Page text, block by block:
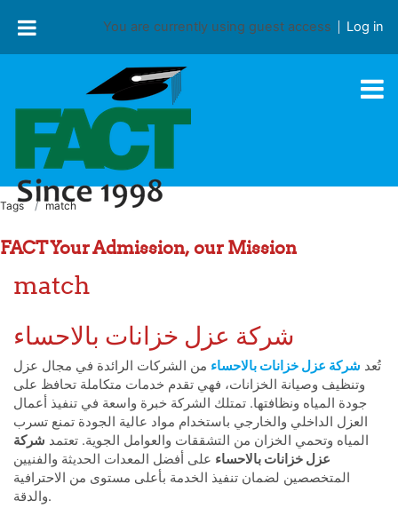
You are currently using guest access
Log in
Tags match
FACT Your Admission, our Mission
match
شركة عزل خزانات بالاحساء
تُعد شركة عزل خزانات بالاحساء من الشركات الرائدة في مجال عزل
وتنظيف وصيانة الخزانات، فهي تقدم خدمات متكاملة تحافظ على
جودة المياه ونظافتها. تمتلك الشركة خبرة واسعة في تنفيذ أعمال
العزل الداخلي والخارجي باستخدام مواد عالية الجودة تمنع تسرب
المياه وتحمي الخزان من التشققات والعوامل الجوية. تعتمد شركة
عزل خزانات بالاحساء على أفضل المعدات الحديثة والفنيين
المتخصصين لضمان تنفيذ الخدمة بأعلى مستوى من الاحترافية
والدقة.